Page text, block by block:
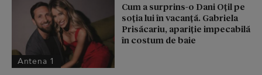
Antena 1
Cum a surprins-o Dani Oțil pe
soția lui în vacanță. Gabriela
Prisăcariu, apariție impecabilă
în costum de baie